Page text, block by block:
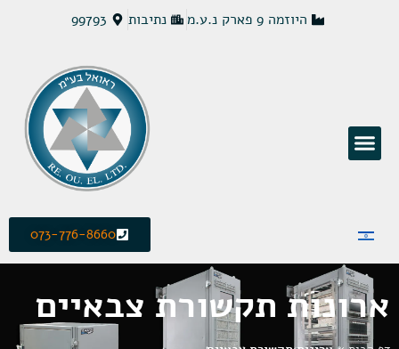
היוזמה 9 פארק נ.ע.מ נתיבות 99793
073-776-8660
ארונות תקשורת צבאיים